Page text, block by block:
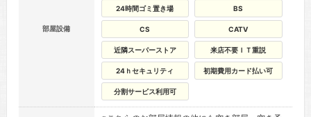
部屋設備
24時間ゴミ置き場 BS
CS CATV
近隣スーパーストア 来店不要ＩＴ重説
24ｈセキュリティ 初期費用カード払い可
分割サービス利用可